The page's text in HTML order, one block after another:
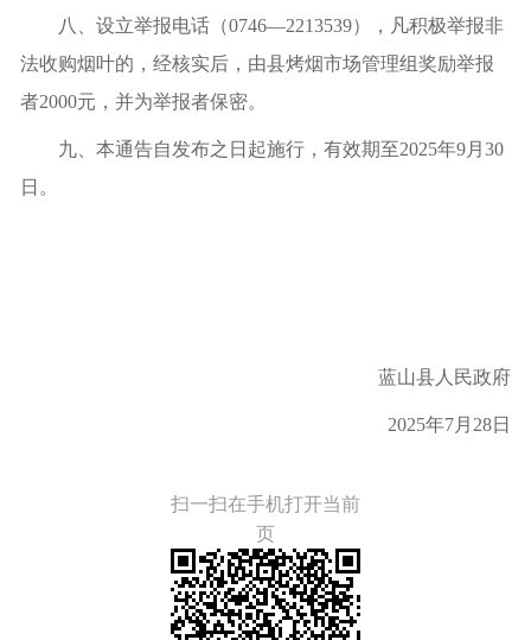
八、设立举报电话（0746—2213539），凡积极举报非
法收购烟叶的，经核实后，由县烤烟市场管理组奖励举报
者2000元，并为举报者保密。
九、本通告自发布之日起施行，有效期至2025年9月 30
日。
蓝山县人民政府
2025年7月 28日
扫一扫在手机打开当前
页